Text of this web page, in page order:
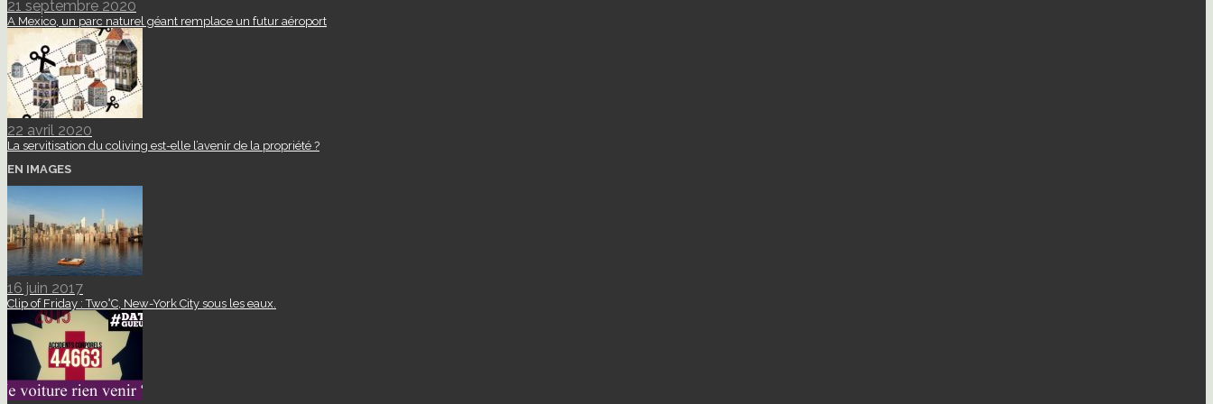
21 septembre 2020
A Mexico, un parc naturel géant remplace un futur aéroport
22 avril 2020
La servitisation du coliving est-elle l’avenir de la propriété ?
EN IMAGES
16 juin 2017
Clip of Friday : Two°C, New-York City sous les eaux.